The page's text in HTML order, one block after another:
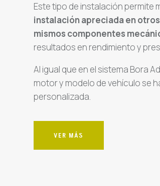
Este tipo de instalación permite
instalación apreciada en
mismos componentes
resultados en rendimiento y
Al igual que en el sistema Bora
motor y modelo de vehículo se
personalizada.
VER MÁS